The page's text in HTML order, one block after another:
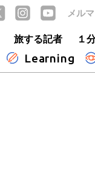
旅する記者 １
Learning
メル